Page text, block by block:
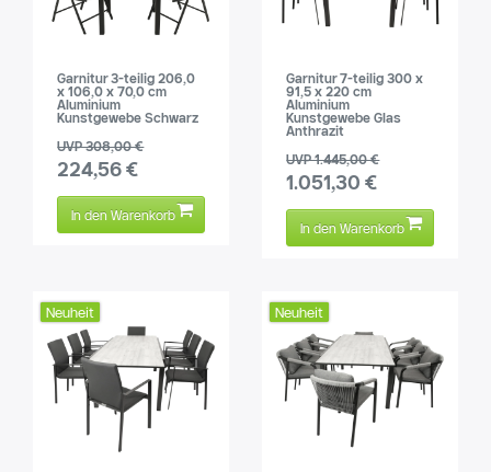
Garnitur 3-teilig 206,0
x 106,0 x 70,0 cm
Aluminium
Kunstgewebe Schwarz
UVP 308,00 €
224,56 €
In den Warenkorb
Garnitur 7-teilig 300 x
91,5 x 220 cm
Aluminium
Kunstgewebe Glas
Anthrazit
UVP 1.445,00 €
1.051,30 €
In den Warenkorb
Neuheit Neuheit